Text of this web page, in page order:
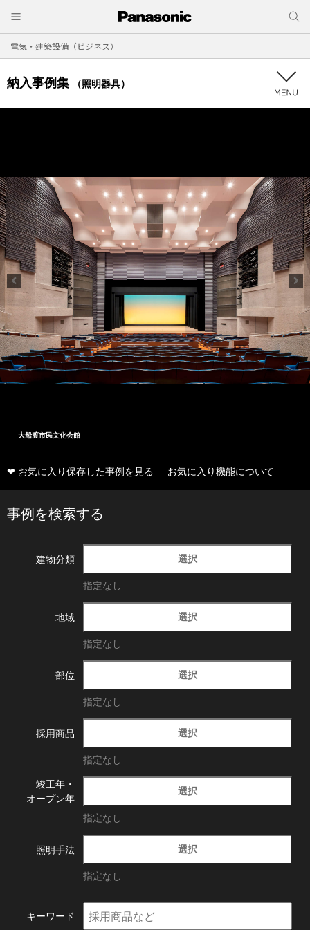
電気・建築設備（ビジネス）
納入事例集 （照明器具）
大船渡市民文化会館
❤ お気に入り保存した事例を見る お気に入り機能について
事例を検索する
建物分類 選択
指定なし
地域 選択
指定なし
部位 選択
指定なし
採用商品 選択
指定なし
竣工年・
オープン年
選択
指定なし
照明手法 選択
指定なし
キーワード